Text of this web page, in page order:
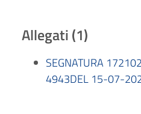
Allegati (1)
SEGNATURA
4943DEL 15-07-